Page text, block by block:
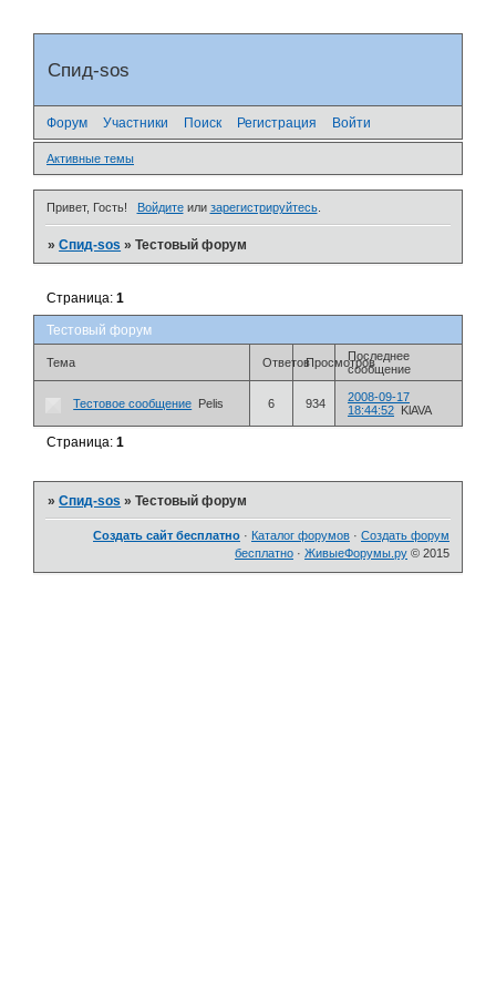
Спид-sos
Форум Участники Поиск Регистрация Войти
Активные темы
Привет, Гость! Войдитеили зарегистрируйтесь.
»Спид-sos »Тестовый форум
Тестовый форум
Страница:1
Тема ОтветовПросмотровПоследнее
сообщение
Тестовое сообщение Pelis 6 934
2008-09-17
18:44:52
KlAVA
Страница:1
»Спид-sos »Тестовый форум
Создать сайт бесплатно · Каталог форумов · Создать форум
бесплатно · ЖивыеФорумы.ру © 2015